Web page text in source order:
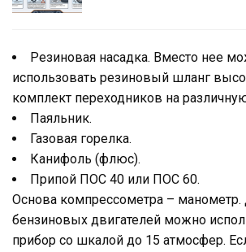
Резиновая насадка. Вместо нее
использовать резиновый шланг
комплект переходников на
Паяльник.
Газовая горелка.
Канифоль (флюс).
Припой ПОС 40 или ПОС 60.
Основа компрессометра –
бензиновых двигателей можно
прибор со шкалой до 15 атмосфер.